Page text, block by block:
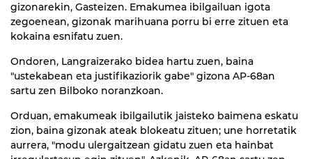
gizonarekin, Gasteizen. Emakumea ibilgailuan igota
zegoenean, gizonak marihuana porru bi erre zituen eta
kokaina esnifatu zuen.
Ondoren, Langraizerako bidea hartu zuen, baina
"ustekabean eta justifikaziorik gabe" gizona AP-68an
sartu zen Bilboko noranzkoan.
Orduan, emakumeak ibilgailutik jaisteko baimena eskatu
zion, baina gizonak ateak blokeatu zituen; une horretatik
aurrera, "modu ulergaitzean gidatu zuen eta hainbat